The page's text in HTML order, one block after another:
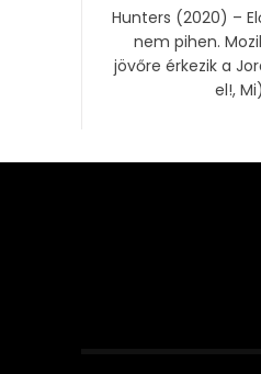
Hunters (2020) –
nem pihen.
jövőre érkezik a
el!,